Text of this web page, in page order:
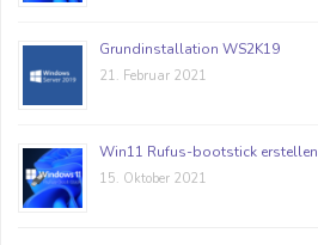
Grundinstallation WS2K19
21. Februar 2021
Win11 Rufus-bootstick erstellen
15. Oktober 2021